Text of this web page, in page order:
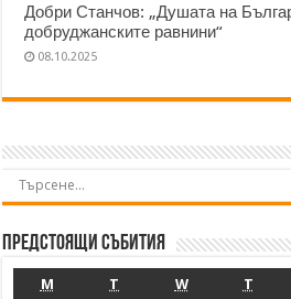
Добри Станчов: „Душата на
добруджанските равнини“
08.10.2025
Предстоящи събития
M T W T